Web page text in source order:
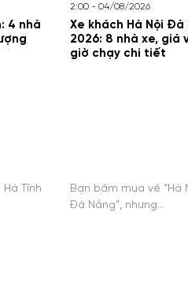
4 nhà
Tĩnh
2:00 - 04/08/2026
Xe khách Hà Nội Đà
2026: 8 nhà xe, giá
giờ chạy chi tiết
Bạn bấm mua vé “Hà
Đà Nẵng”, nhưng…